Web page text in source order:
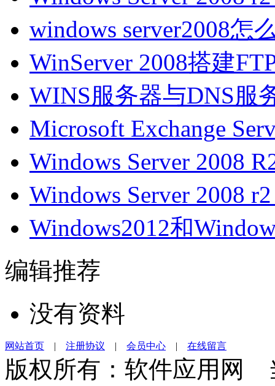
windows server2008
WinServer 2008搭建
WINS服务器与DNS
Microsoft Exchange
Windows Server 2008
Windows Server 2008
Windows2012和
编辑推荐
没有资料
网站首页 | 注册协议 | 会员中心 | 在线留言
版权所有：软件应用网